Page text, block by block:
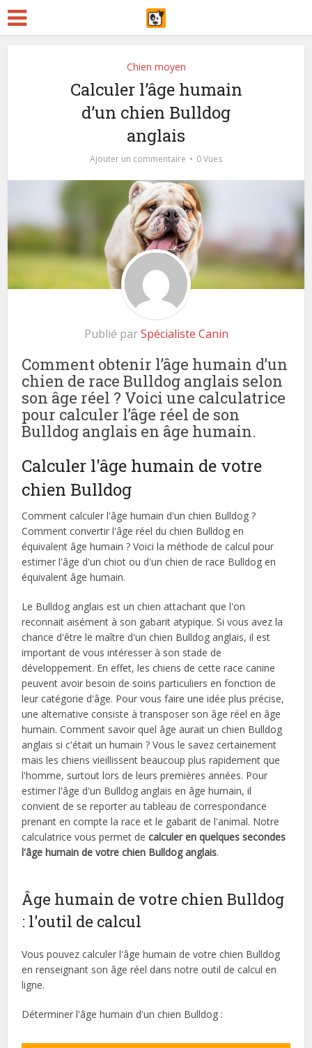
Chien moyen
Calculer l’âge humain
d’un chien Bulldog
anglais
Ajouter un commentaire 0 Vues
Publié parSpécialiste Canin
Comment obtenir l’âge humain d’un
chien de race Bulldog anglais selon
son âge réel ? Voici une calculatrice
pour calculer l’âge réel de son
Bulldog anglais en âge humain.
Calculer l'âge humain de votre
chien Bulldog
Comment calculer l'âge humain d'un chien Bulldog ?
Comment convertir l'âge réel du chien Bulldog en
équivalent âge humain ? Voici la méthode de calcul pour
estimer l'âge d'un chiot ou d'un chien de race Bulldog en
équivalent âge humain.
Le Bulldog anglais est un chien attachant que l'on
reconnait aisément à son gabarit atypique. Si vous avez la
chance d'être le maître d'un chien Bulldog anglais, il est
important de vous intéresser à son stade de
développement. En effet, les chiens de cette race canine
peuvent avoir besoin de soins particuliers en fonction de
leur catégorie d'âge. Pour vous faire une idée plus précise,
une alternative consiste à transposer son âge réel en âge
humain. Comment savoir quel âge aurait un chien Bulldog
anglais si c'était un humain ? Vous le savez certainement
mais les chiens vieillissent beaucoup plus rapidement que
l'homme, surtout lors de leurs premières années. Pour
estimer l'âge d'un Bulldog anglais en âge humain, il
convient de se reporter au tableau de correspondance
prenant en compte la race et le gabarit de l'animal. Notre
calculatrice vous permet decalculer en quelques secondes
l'âge humain de votre chien Bulldog anglais.
Âge humain de votre chien Bulldog
: l'outil de calcul
Vous pouvez calculer l'âge humain de votre chien Bulldog
en renseignant son âge réel dans notre outil de calcul en
ligne.
Déterminer l'âge humain d'un chien Bulldog :